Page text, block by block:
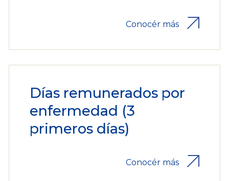
Conocér más
Días remunerados por
enfermedad (3
primeros días)
Conocér más